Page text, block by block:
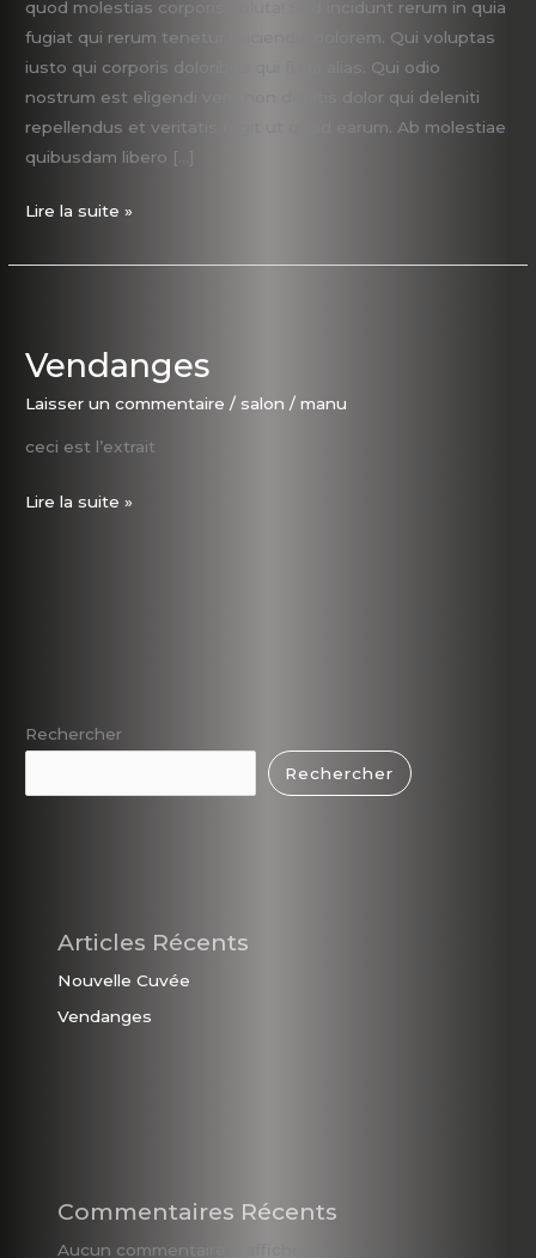
quod molestias corporis soluta! Sed incidunt rerum in quia
fugiat qui rerum tenetur reiciendis dolorem. Qui voluptas
iusto qui corporis doloribus qui fuga alias. Qui odio
nostrum est eligendi vero non debitis dolor qui deleniti
repellendus et veritatis fugit ut quod earum. Ab molestiae
quibusdam libero […]
Lire la suite »
Vendanges
Laisser un commentaire / salon /manu
ceci est l’extrait
Lire la suite »
Rechercher
Rechercher
Articles Récents
Nouvelle Cuvée
Vendanges
Commentaires Récents
Aucun commentaire à afficher.